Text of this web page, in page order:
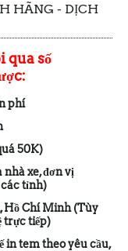
HÃNG - DỊCH
qua số
phí
50K)
xe, đơn vị
tỉnh)
Hồ Chí Minh (Tùy
trực tiếp)
in tem theo yêu cầu,